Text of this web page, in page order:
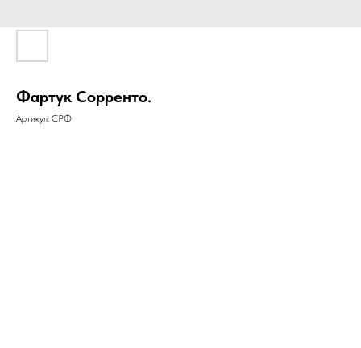
Фартук Сорренто.
Артикул: СРФ